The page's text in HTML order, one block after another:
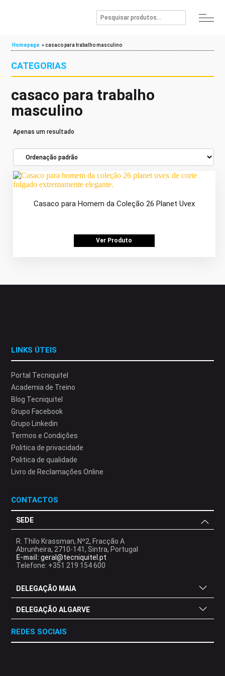
Homepage »casaco para trabalho masculino
CATEGORIAS
casaco para trabalho
masculino
Apenas um resultado
Casaco para Homem da Coleção 26 Planet Uvex
Ver Produto
LINKS ÚTEIS
Portal Tecniquitel
Academia de Treino
Blog Tecniquitel
Grupo Facebook
Grupo Linkedin
Termos e Condições
Politica de privacidade
Politica de qualidade
Livro de Reclamações Online
CONTACTOS
SEDE
R. Thilo Krassman, Nº2, Fracção A
Abrunheira, 2710-141, Sintra, Portugal
E-mail: geral@tecniquitel.pt
Telefone: +351 219 154 600
DELEGAÇÃO MAIA
DELEGAÇÃO ALGARVE
REDES SOCIAIS